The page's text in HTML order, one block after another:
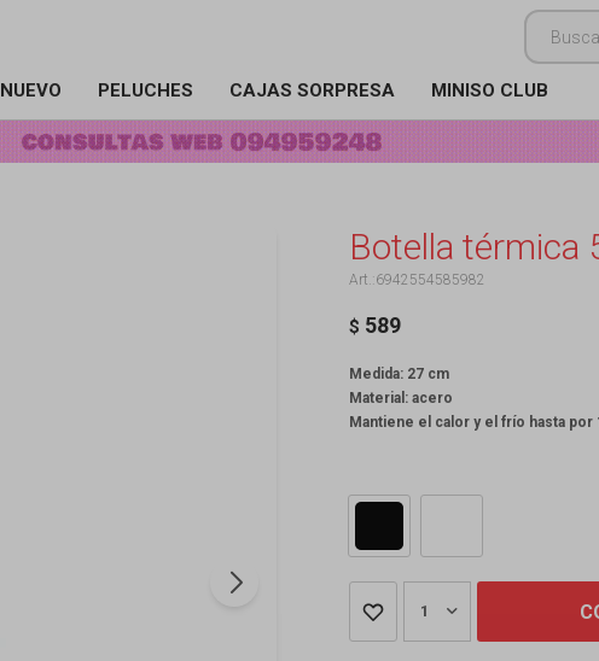
NUEVO PELUCHES CAJAS SORPRESA MINISO CLUB
Botella térmica
6942554585982
$ 589
Medida: 27 cm
Material: acero
Mantiene el calor y el frío hasta
1